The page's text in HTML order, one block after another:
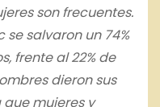
son frecuentes.
salvaron un 74%
frente al 22% de
dieron sus
mujeres y